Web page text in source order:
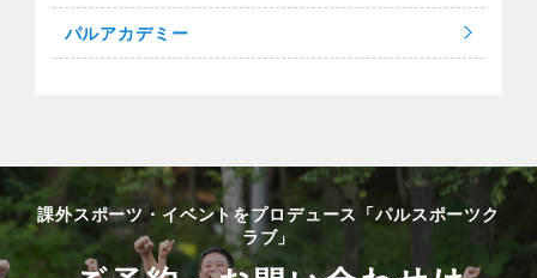
パルアカデミー
課外スポーツ・イベントをプロデュース「パルスポーツク
ラブ」